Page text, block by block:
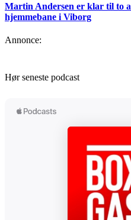
Martin Andersen er klar til to
hjemmebane i Viborg
Annonce:
Hør seneste podcast